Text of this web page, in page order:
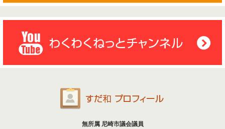
無所属 尼崎市議会議員